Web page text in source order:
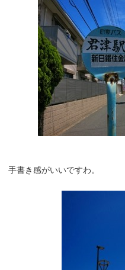
手書き感がいいですわ。